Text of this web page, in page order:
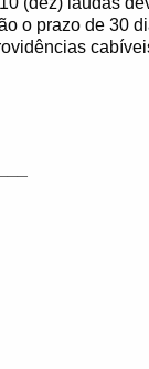
o prazo de 30